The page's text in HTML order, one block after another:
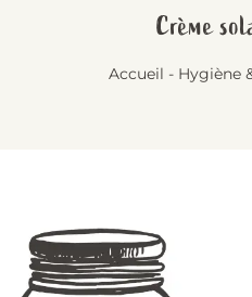
Crème
Accueil - Hygiène